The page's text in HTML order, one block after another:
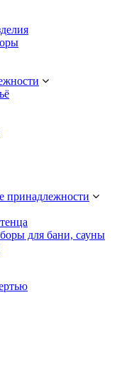
принадлежности
для бани, сауны